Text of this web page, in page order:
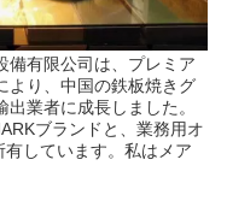
備有限公司は、プレミア
より、中国の鉄板焼きグ
業者に成長しました。
ブランドと、業務用オ
しています。私はメア